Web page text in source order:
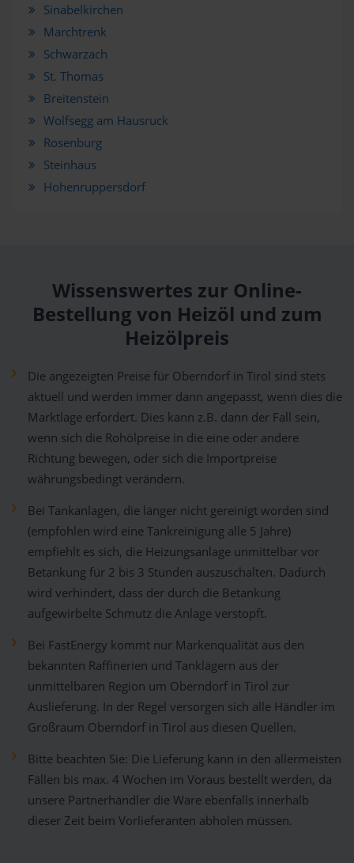
Sinabelkirchen
Marchtrenk
Schwarzach
St. Thomas
Breitenstein
Wolfsegg am Hausruck
Rosenburg
Steinhaus
Hohenruppersdorf
Wissenswertes zur Online-
Bestellung von Heizöl und zum
Heizölpreis
Die angezeigten Preise für Oberndorf in Tirol sind stets
aktuell und werden immer dann angepasst, wenn dies die
Marktlage erfordert. Dies kann z.B. dann der Fall sein,
wenn sich die Rohölpreise in die eine oder andere
Richtung bewegen, oder sich die Importpreise
währungsbedingt verändern.
Bei Tankanlagen, die länger nicht gereinigt worden sind
(empfohlen wird eine Tankreinigung alle 5 Jahre)
empfiehlt es sich, die Heizungsanlage unmittelbar vor
Betankung für 2 bis 3 Stunden auszuschalten. Dadurch
wird verhindert, dass der durch die Betankung
aufgewirbelte Schmutz die Anlage verstopft.
Bei FastEnergy kommt nur Markenqualität aus den
bekannten Raffinerien und Tanklägern aus der
unmittelbaren Region um Oberndorf in Tirol zur
Auslieferung. In der Regel versorgen sich alle Händler im
Großraum Oberndorf in Tirol aus diesen Quellen.
Bitte beachten Sie: Die Lieferung kann in den allermeisten
Fällen bis max. 4 Wochen im Voraus bestellt werden, da
unsere Partnerhändler die Ware ebenfalls innerhalb
dieser Zeit beim Vorlieferanten abholen müssen.